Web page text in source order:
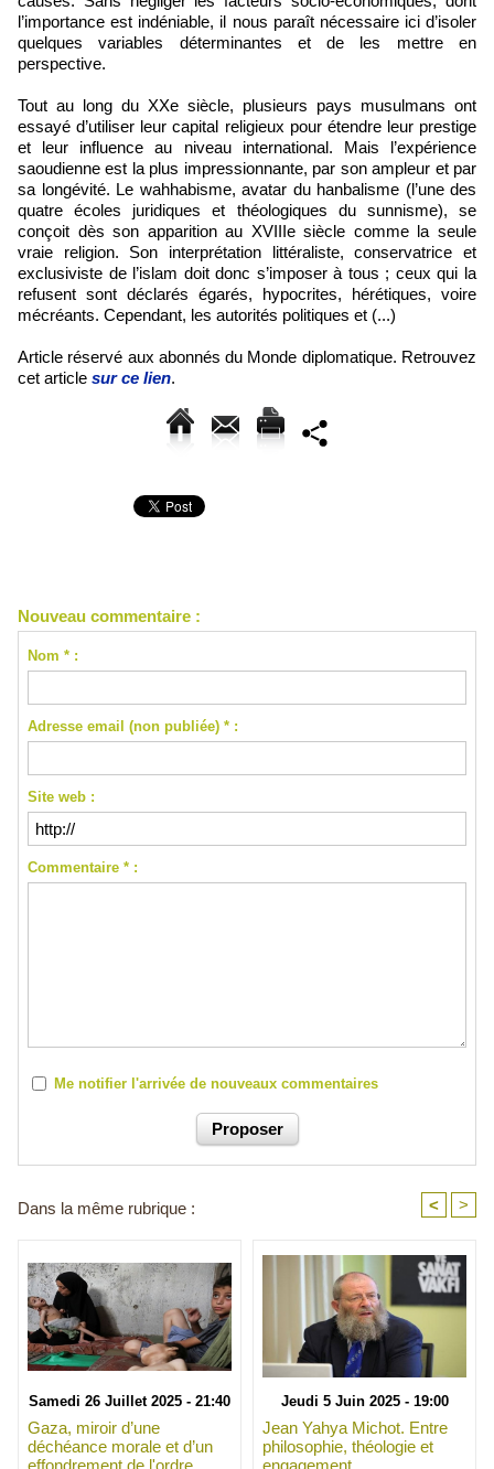
l’importance est indéniable, il nous paraît nécessaire ici d’isoler
quelques variables déterminantes et de les mettre en
perspective.
Tout au long du XXe siècle, plusieurs pays musulmans ont
essayé d’utiliser leur capital religieux pour étendre leur prestige
et leur influence au niveau international. Mais l’expérience
saoudienne est la plus impressionnante, par son ampleur et par
sa longévité. Le wahhabisme, avatar du hanbalisme (l’une des
quatre écoles juridiques et théologiques du sunnisme), se
conçoit dès son apparition au XVIIIe siècle comme la seule
vraie religion. Son interprétation littéraliste, conservatrice et
exclusiviste de l’islam doit donc s’imposer à tous ; ceux qui la
refusent sont déclarés égarés, hypocrites, hérétiques, voire
mécréants. Cependant, les autorités politiques et (...)
Article réservé aux abonnés du Monde diplomatique. Retrouvez
cet article sur ce lien.
Nouveau commentaire :
Nom * :
Adresse email (non publiée) * :
Site web :
Commentaire * :
Me notifier l'arrivée de nouveaux commentaires
Dans la même rubrique : < >
Samedi 26 Juillet 2025 - 21:40
Gaza, miroir d’une
déchéance morale et d’un
effondrement de l'ordre
Jeudi 5 Juin 2025 - 19:00
Jean Yahya Michot. Entre
philosophie, théologie et
engagement.